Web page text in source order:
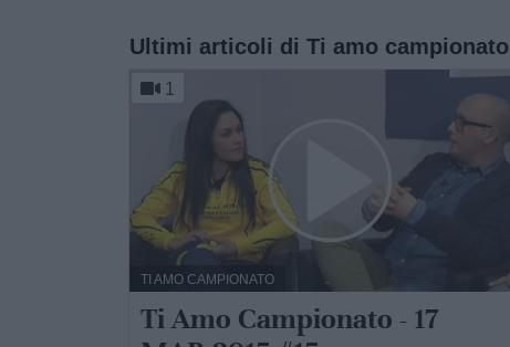
Ultimi articoli di Ti amo campionato
1
TI AMO CAMPIONATO
Ti Amo Campionato - 17